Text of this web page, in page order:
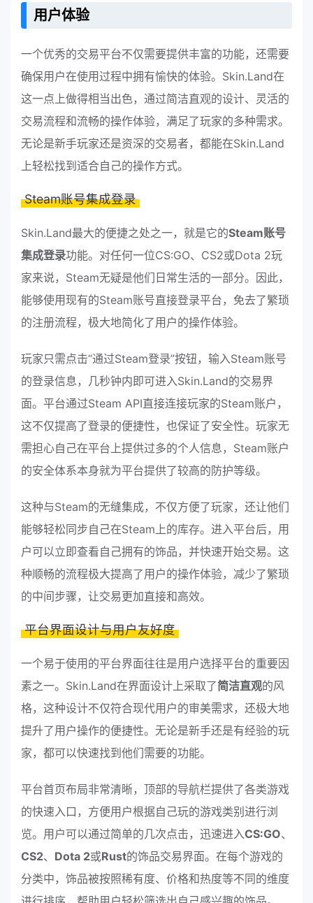
用户体验
一个优秀的交易平台不仅需要提供丰富的功能，还需要
确保用户在使用过程中拥有愉快的体验。Skin.Land在
这一点上做得相当出色，通过简洁直观的设计、灵活的
交易流程和流畅的操作体验，满足了玩家的多种需求。
无论是新手玩家还是资深的交易者，都能在Skin.Land
上轻松找到适合自己的操作方式。
Steam账号集成登录
Skin.Land最大的便捷之处之一，就是它的Steam账号
集成登录功能。对任何一位CS:GO、CS2或Dota 2玩
家来说，Steam无疑是他们日常生活的一部分。因此，
能够使用现有的Steam账号直接登录平台，免去了繁琐
的注册流程，极大地简化了用户的操作体验。
玩家只需点击“通过Steam登录”按钮，输入Steam账号
的登录信息，几秒钟内即可进入Skin.Land的交易界
面。平台通过Steam API直接连接玩家的Steam账户，
这不仅提高了登录的便捷性，也保证了安全性。玩家无
需担心自己在平台上提供过多的个人信息，Steam账户
的安全体系本身就为平台提供了较高的防护等级。
这种与Steam的无缝集成，不仅方便了玩家，还让他们
能够轻松同步自己在Steam上的库存。进入平台后，用
户可以立即查看自己拥有的饰品，并快速开始交易。这
种顺畅的流程极大提高了用户的操作体验，减少了繁琐
的中间步骤，让交易更加直接和高效。
平台界面设计与用户友好度
一个易于使用的平台界面往往是用户选择平台的重要因
素之一。Skin.Land在界面设计上采取了简洁直观的风
格，这种设计不仅符合现代用户的审美需求，还极大地
提升了用户操作的便捷性。无论是新手还是有经验的玩
家，都可以快速找到他们需要的功能。
平台首页布局非常清晰，顶部的导航栏提供了各类游戏
的快速入口，方便用户根据自己玩的游戏类别进行浏
览。用户可以通过简单的几次点击，迅速进入CS:GO、
CS2、 Dota 2或Rust的饰品交易界面。在每个游戏的
分类中，饰品被按照稀有度、价格和热度等不同的维度